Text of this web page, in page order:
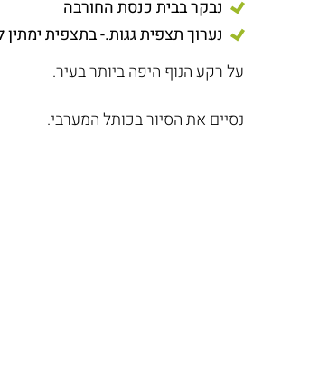
נבקר בבית כנסת החורבה
נערוך תצפית גגות.- בתצפית ימתין
על רקע הנוף היפה ביותר בעיר.
נסיים את הסיור בכותל המערבי.